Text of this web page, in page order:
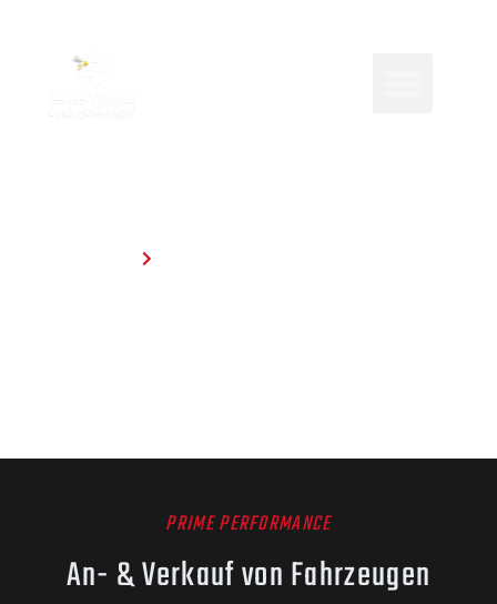
PRIME PERFORMANCE
An- & Verkauf von Fahrzeugen